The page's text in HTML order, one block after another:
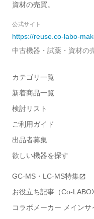
資材の売買。
公式サイト
https://reuse.co-labo-
中古機器・試薬・資材の
カテゴリ一覧
新着商品一覧
検討リスト
ご利用ガイド
出品者募集
欲しい機器を探す
GC-MS・LC-MS特集
お役立ち記事（Co-LABOX
コラボメーカー メインサ